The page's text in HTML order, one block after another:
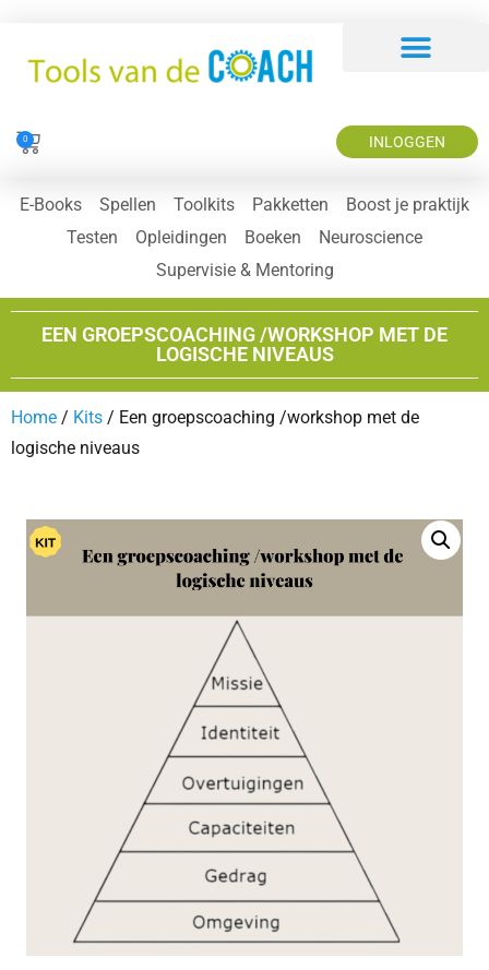
0 INLOGGEN
E-Books Spellen Toolkits Pakketten
Boost je praktijk
Testen
Opleidingen Boeken
Neuroscience
Supervisie & Mentoring
EEN GROEPSCOACHING /WORKSHOP MET DE
LOGISCHE NIVEAUS
Home / Kits / Een groepscoaching /workshop met de
logische niveaus